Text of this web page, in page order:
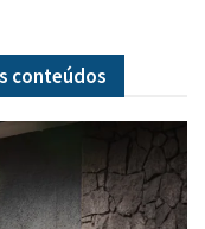
conteúdos